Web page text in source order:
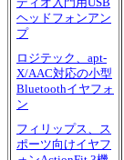
ディオ入門用USB
ヘッドフォンアン
プ
ロジテック、apt-
X/AAC対応の小型
Bluetoothイヤフォ
ン
フィリップス、ス
ポーツ向けイヤフ